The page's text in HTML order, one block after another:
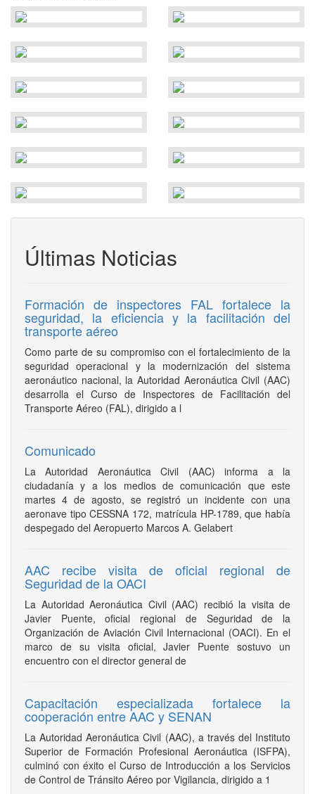
Últimas Noticias
Formación de inspectores FAL fortalece la
seguridad, la eficiencia y la facilitación del
transporte aéreo
Como parte de su compromiso con el fortalecimiento de la
seguridad operacional y la modernización del sistema
aeronáutico nacional, la Autoridad Aeronáutica Civil (AAC)
desarrolla el Curso de Inspectores de Facilitación del
Transporte Aéreo (FAL), dirigido a l
Comunicado
La Autoridad Aeronáutica Civil (AAC) informa a la
ciudadanía y a los medios de comunicación que este
martes 4 de agosto, se registró un incidente con una
aeronave tipo CESSNA 172, matrícula HP-1789, que había
despegado del Aeropuerto Marcos A. Gelabert
AAC recibe visita de oficial regional de
Seguridad de la OACI
La Autoridad Aeronáutica Civil (AAC) recibió la visita de
Javier Puente, oficial regional de Seguridad de la
Organización de Aviación Civil Internacional (OACI). En el
marco de su visita oficial, Javier Puente sostuvo un
encuentro con el director general de
Capacitación especializada fortalece la
cooperación entre AAC y SENAN
La Autoridad Aeronáutica Civil (AAC), a través del Instituto
Superior de Formación Profesional Aeronáutica (ISFPA),
culminó con éxito el Curso de Introducción a los Servicios
de Control de Tránsito Aéreo por Vigilancia, dirigido a 1